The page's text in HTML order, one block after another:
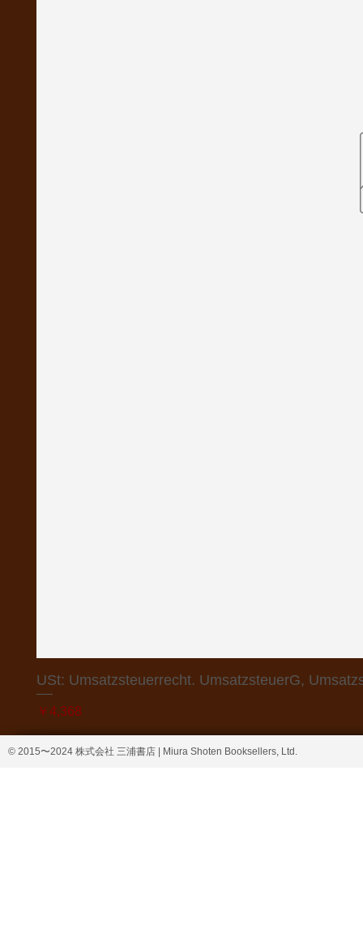
USt: Umsatzsteuerrecht. UmsatzsteuerG,
価格
￥4,368
© 2015〜2024 株式会社 三浦書店 | Miura Shoten Booksellers, Ltd.